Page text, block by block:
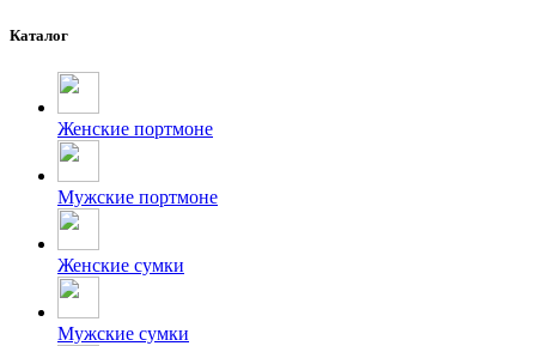
Каталог
Женские портмоне
Мужские портмоне
Женские сумки
Мужские сумки